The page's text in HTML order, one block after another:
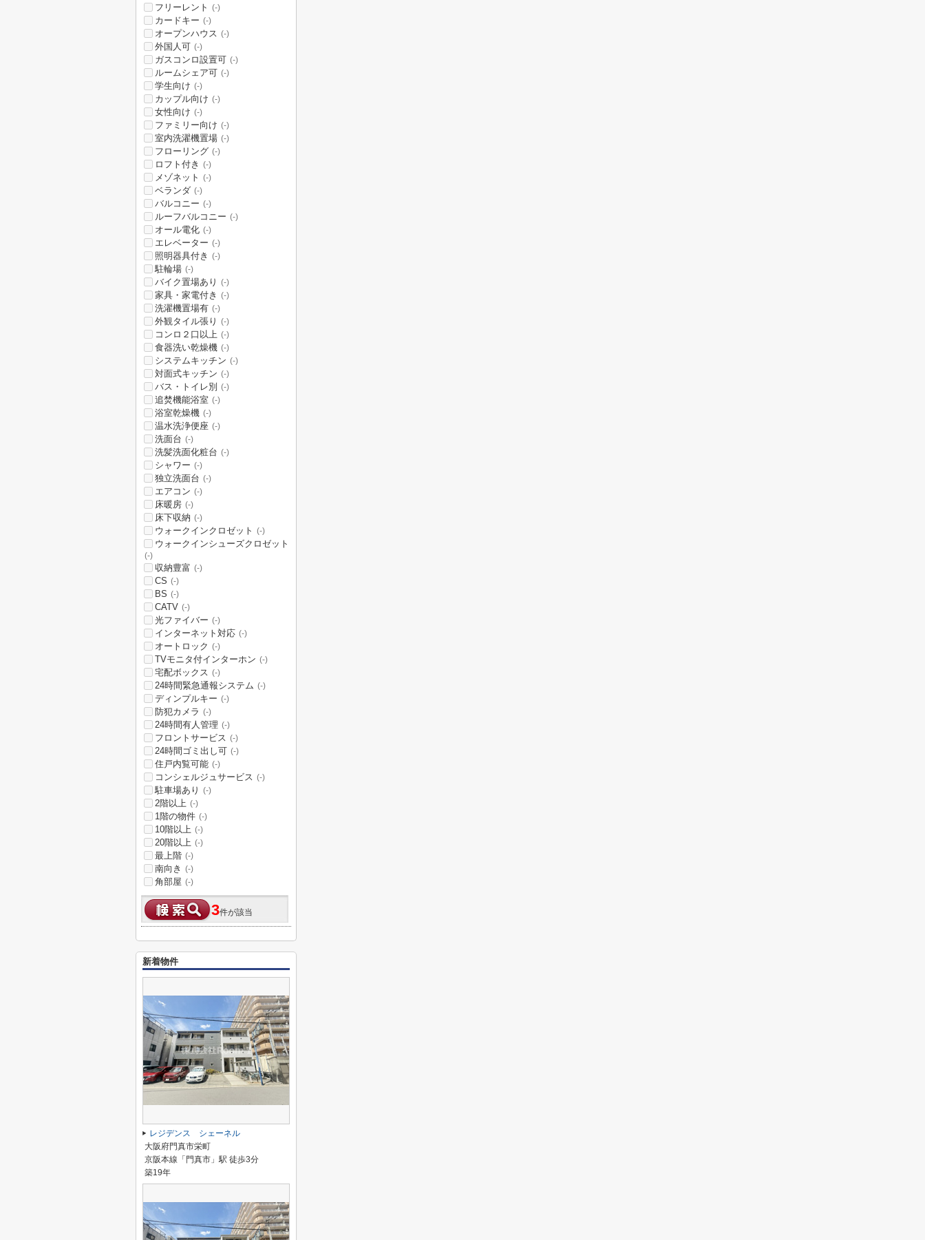
フリーレント (-)
カードキー (-)
オープンハウス (-)
外国人可 (-)
ガスコンロ設置可 (-)
ルームシェア可 (-)
学生向け (-)
カップル向け (-)
女性向け (-)
ファミリー向け (-)
室内洗濯機置場 (-)
フローリング (-)
ロフト付き (-)
メゾネット (-)
ベランダ (-)
バルコニー (-)
ルーフバルコニー (-)
オール電化 (-)
エレベーター (-)
照明器具付き (-)
駐輪場 (-)
バイク置場あり (-)
家具・家電付き (-)
洗濯機置場有 (-)
外観タイル張り (-)
コンロ２口以上 (-)
食器洗い乾燥機 (-)
システムキッチン (-)
対面式キッチン (-)
バス・トイレ別 (-)
追焚機能浴室 (-)
浴室乾燥機 (-)
温水洗浄便座 (-)
洗面台 (-)
洗髪洗面化粧台 (-)
シャワー (-)
独立洗面台 (-)
エアコン (-)
床暖房 (-)
床下収納 (-)
ウォークインクロゼット (-)
ウォークインシューズクロゼット
(-)
収納豊富 (-)
CS (-)
BS (-)
CATV (-)
光ファイバー (-)
インターネット対応 (-)
オートロック (-)
TVモニタ付インターホン (-)
宅配ボックス (-)
24時間緊急通報システム (-)
ディンプルキー (-)
防犯カメラ (-)
24時間有人管理 (-)
フロントサービス (-)
24時間ゴミ出し可 (-)
住戸内覧可能 (-)
コンシェルジュサービス (-)
駐車場あり (-)
2階以上 (-)
1階の物件 (-)
10階以上 (-)
20階以上 (-)
最上階 (-)
南向き (-)
角部屋 (-)
3件が該当
新着物件
レジデンス シェーネル
大阪府門真市栄町
京阪本線「門真市」駅 徒歩3分
築19年